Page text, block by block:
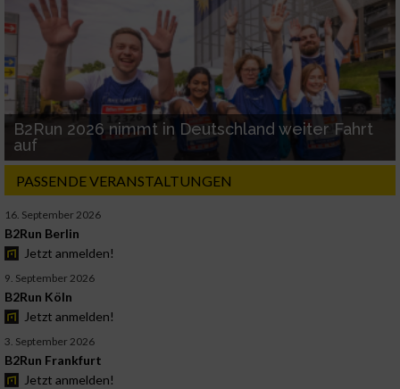
B2Run 2026 nimmt in Deutschland weiter Fahrt
auf
PASSENDE VERANSTALTUNGEN
16. September 2026
B2Run Berlin
Jetzt anmelden!
9. September 2026
B2Run Köln
Jetzt anmelden!
3. September 2026
B2Run Frankfurt
Jetzt anmelden!